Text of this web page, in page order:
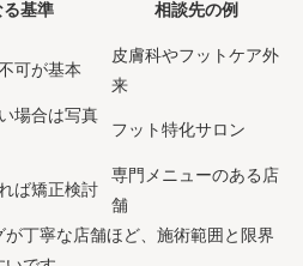
る基準 相談先の例
可が基本
皮膚科やフットケア外
来
場合は写真
フット特化サロン
ば矯正検討
専門メニューのある店
舗
丁寧な店舗ほど、施術範囲と限界